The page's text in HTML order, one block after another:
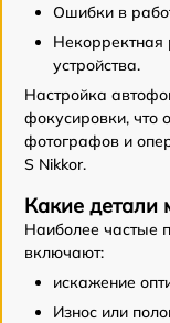
Ошибки в
Некорректная
устройства.
Настройка
фокусировки, что
фотографов и
S Nikkor.
Какие детали
Наиболее частые
включают:
искажение
Износ или